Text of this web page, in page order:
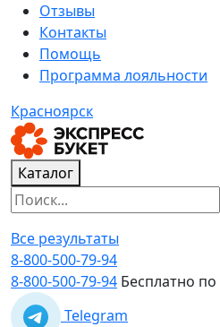
Отзывы
Контакты
Помощь
Программа лояльности
Красноярск
Каталог
Все результаты
8-800-500-79-94
8-800-500-79-94 Бесплатно
Telegram